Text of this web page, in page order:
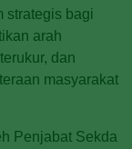
strategis bagi
arah
dan
masyarakat
Penjabat Sekda